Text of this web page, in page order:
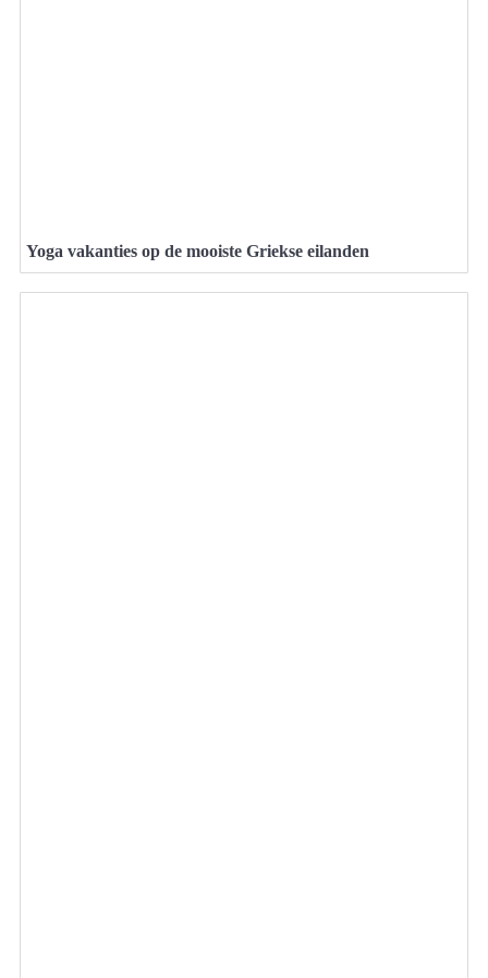
Yoga vakanties op de mooiste Griekse eilanden